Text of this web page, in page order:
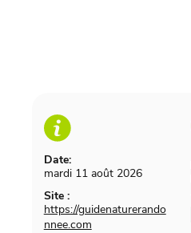
Date:
mardi 11 août 2026
Site :
https://guidenaturerando
nnee.com